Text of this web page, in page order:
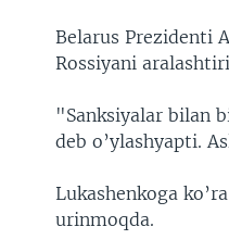
Belarus Prezidenti
Rossiyani
"Sanksiyalar bilan
deb o’ylashyapti.
Lukashenkoga
urinmoqda.